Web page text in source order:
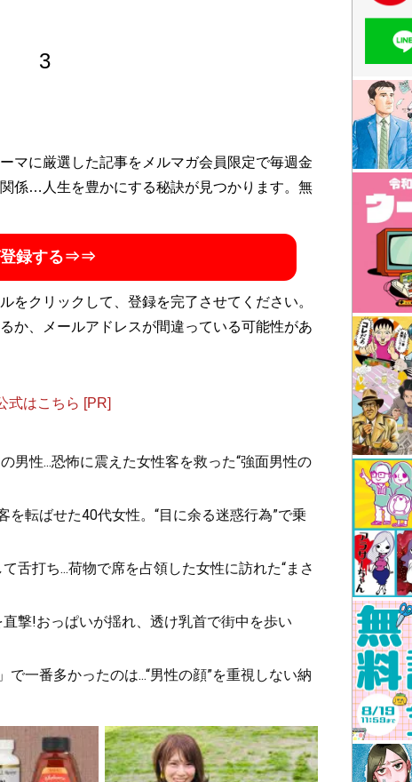
3
及に取り組んでいる歯科医師です。「一生涯、
の実現」を目標にメディアで発信をしていま
マに厳選した記事をメルマガ会員限定で毎週金
係…人生を豊かにする秘訣が見つかります。無
登録する⇒⇒
クリックして、登録を完了させてください。
か、メールアドレスが間違っている可能性があ
式はこちら [PR]
性...恐怖に震えた女性客を救った“強面男性の
転ばせた40代女性。“目に余る迷惑行為”で乗
舌打ち...荷物で席を占領した女性に訪れた“まさ
撃!おっぱいが揺れ、透け乳首で街中を歩い
一番多かったのは...“男性の顔”を重視しない納